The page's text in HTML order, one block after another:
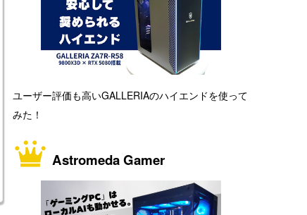
ユーザー評価も高いGALLERIAのハイエンドを使って
みた！
Astromeda Gamer